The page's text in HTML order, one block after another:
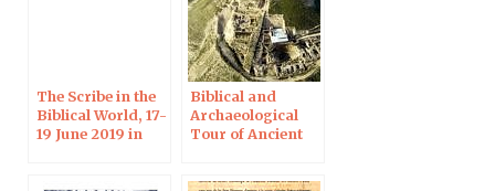
The Scribe in the
Biblical World, 17-
19 June 2019 in
Biblical and
Archaeological
Tour of Ancient